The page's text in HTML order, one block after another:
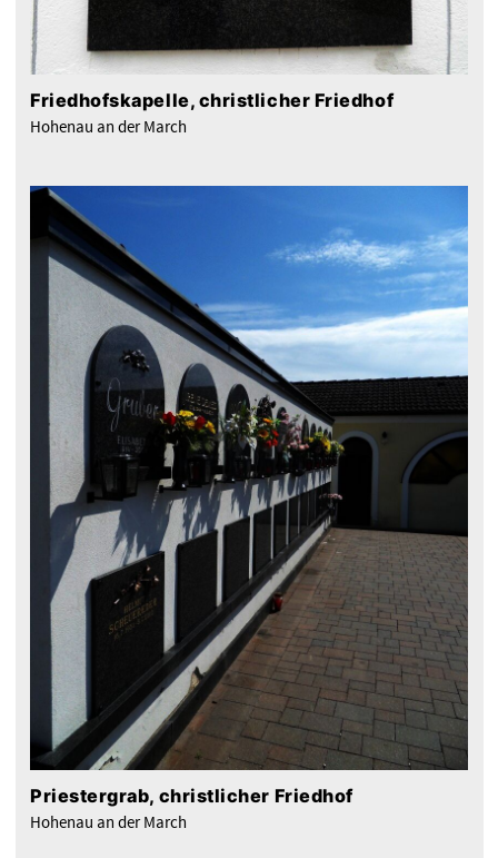
Friedhofskapelle, christlicher Friedhof
Hohenau an der March
Priestergrab, christlicher Friedhof
Hohenau an der March